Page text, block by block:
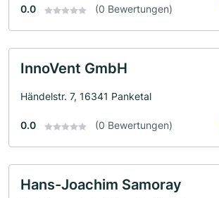
0.0 (0 Bewertungen)
InnoVent GmbH
Händelstr. 7, 16341 Panketal
0.0 (0 Bewertungen)
Hans-Joachim Samoray